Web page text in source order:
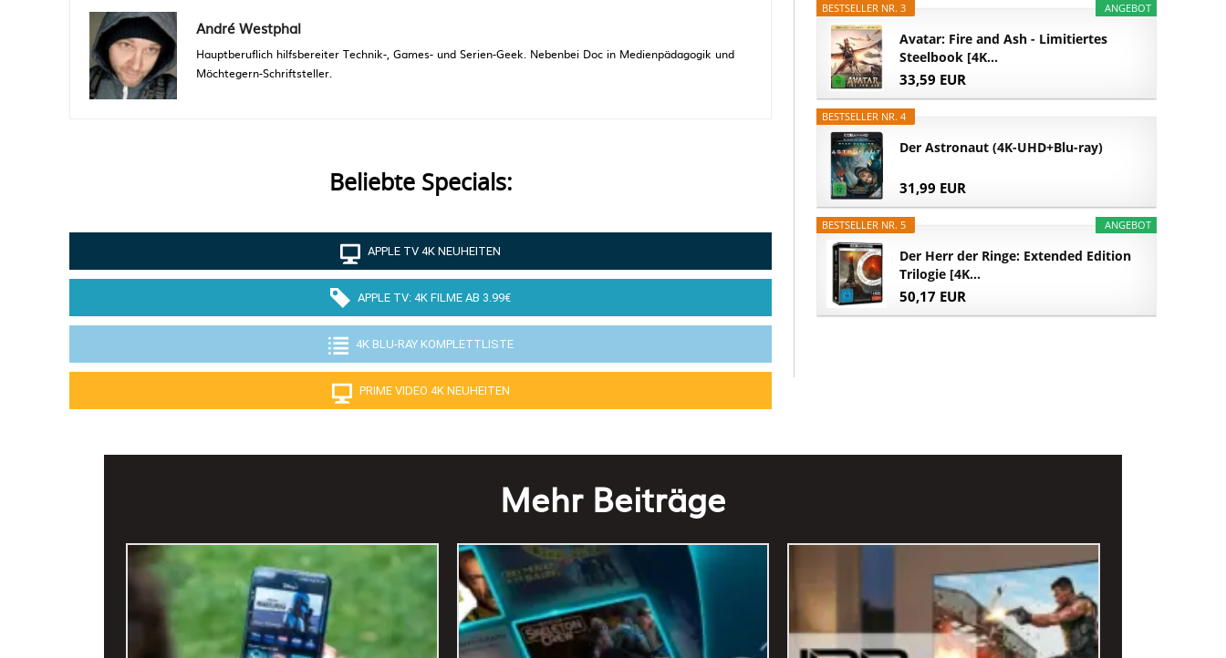
André Westphal
Hauptberuflich hilfsbereiter Technik-, Games- und Serien-Geek. Nebenbei Doc in Medienpädagogik und
Möchtegern-Schriftsteller.
Beliebte Specials:
APPLE TV 4K NEUHEITEN
APPLE TV: 4K FILME AB 3.99€
4K BLU-RAY KOMPLETTLISTE
PRIME VIDEO 4K NEUHEITEN
ANGEBOT
BESTSELLER NR. 3
Avatar: Fire and Ash - Limitiertes
Steelbook [4K...
33,59 EUR
BESTSELLER NR. 4
Der Astronaut (4K-UHD+Blu-ray)
31,99 EUR
ANGEBOT
BESTSELLER NR. 5
Der Herr der Ringe: Extended Edition
Trilogie [4K...
50,17 EUR
Mehr Beiträge